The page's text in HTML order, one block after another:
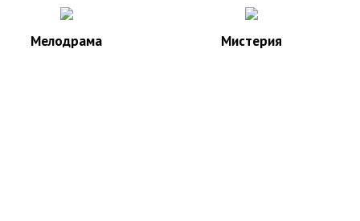
Мелодрама Мистерия